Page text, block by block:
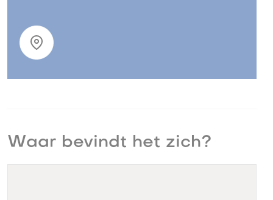
Waar bevindt het zich?